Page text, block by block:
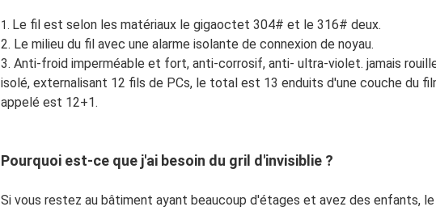
1. Le fil est selon les matériaux le gigaoctet 304# et le 316# deux.
2. Le milieu du fil avec une alarme isolante de connexion de noyau.
3. Anti-froid imperméable et fort, anti-corrosif, anti- ultra-violet. jamais
isolé, externalisant 12 fils de PCs, le total est 13 enduits d'une couche du
appelé est 12+1.
Pourquoi est-ce que j'ai besoin du gril d'invisiblie ?
Si vous restez au bâtiment ayant beaucoup d'étages et avez des enfants,